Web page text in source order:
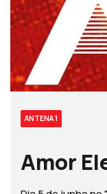
ANTENA 1
Amor